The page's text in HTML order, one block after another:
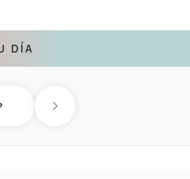
DÍA
Next day